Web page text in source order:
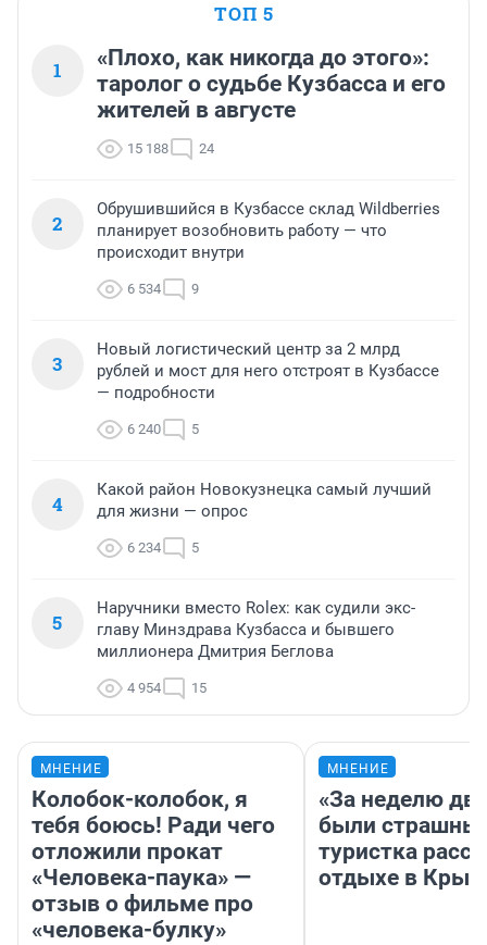
ТОП 5
1
«Плохо, как никогда до этого»:
таролог о судьбе Кузбасса и его
жителей в августе
15 188 24
2
Обрушившийся в Кузбассе склад Wildberries
планирует возобновить работу — что
происходит внутри
6 534 9
3
Новый логистический центр за 2 млрд
рублей и мост для него отстроят в Кузбассе
— подробности
6 240 5
4
Какой район Новокузнецка самый лучший
для жизни — опрос
6 234 5
5
Наручники вместо Rolex: как судили экс-
главу Минздрава Кузбасса и бывшего
миллионера Дмитрия Беглова
4 954 15
МНЕНИЕ
Колобок-колобок, я
тебя боюсь! Ради чего
отложили прокат
«Человека-паука» —
отзыв о фильме про
«человека-булку»
МНЕНИЕ
«За неделю
были
туристка
отдыхе в